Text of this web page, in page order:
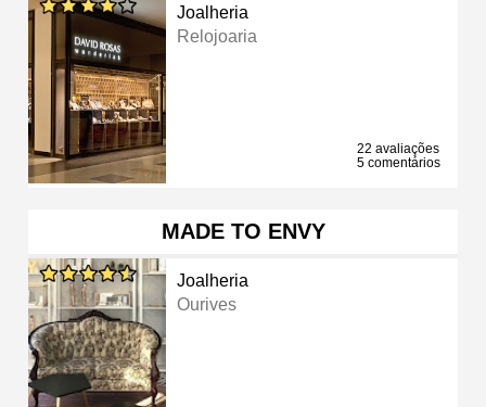
Joalheria
Relojoaria
22 avaliações
5 comentários
MADE TO ENVY
Joalheria
Ourives